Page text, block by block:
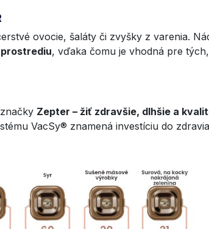
ovocie, šaláty či zvyšky z varenia.
, vďaka čomu je vhodná pre
Zepter – žiť zdravšie, dlhšie a
VacSy® znamená investíciu do